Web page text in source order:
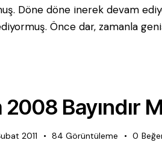
Döne döne inerek devam
Önce dar, zamanla
2008 Bayındır
2011 84 Görüntüleme 0